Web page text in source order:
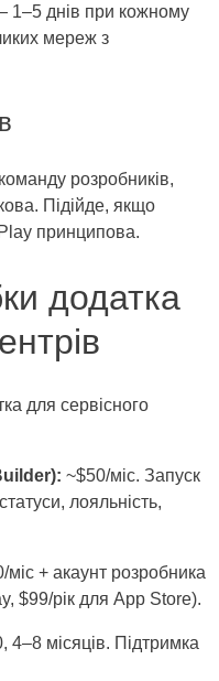
1–5 днів при кожному
мереж з
розробників,
Підійде, якщо
принципова.
додатка
для сервісного
~$50/міс. Запуск
лояльність,
міс + акаунт розробника
$99/рік для App Store).
4–8 місяців. Підтримка